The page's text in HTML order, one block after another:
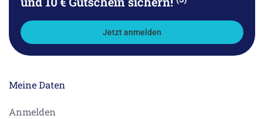
Jetzt anmelden
Meine Daten
Anmelden